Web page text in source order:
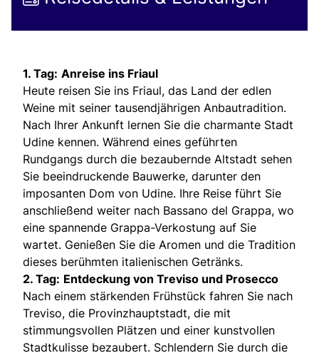
1. Tag: Anreise ins Friaul
Heute reisen Sie ins Friaul, das Land der edlen
Weine mit seiner tausendjährigen Anbautradition.
Nach Ihrer Ankunft lernen Sie die charmante Stadt
Udine kennen. Während eines geführten
Rundgangs durch die bezaubernde Altstadt sehen
Sie beeindruckende Bauwerke, darunter den
imposanten Dom von Udine. Ihre Reise führt Sie
anschließend weiter nach Bassano del Grappa, wo
eine spannende Grappa-Verkostung auf Sie
wartet. Genießen Sie die Aromen und die Tradition
dieses berühmten italienischen Getränks.
2. Tag: Entdeckung von Treviso und Prosecco
Nach einem stärkenden Frühstück fahren Sie nach
Treviso, die Provinzhauptstadt, die mit
stimmungsvollen Plätzen und einer kunstvollen
Stadtkulisse bezaubert. Schlendern Sie durch die